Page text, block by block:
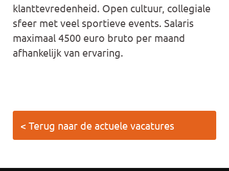
klanttevredenheid. Open cultuur, collegiale
sfeer met veel sportieve events. Salaris
maximaal 4500 euro bruto per maand
afhankelijk van ervaring.
< Terug naar de actuele vacatures